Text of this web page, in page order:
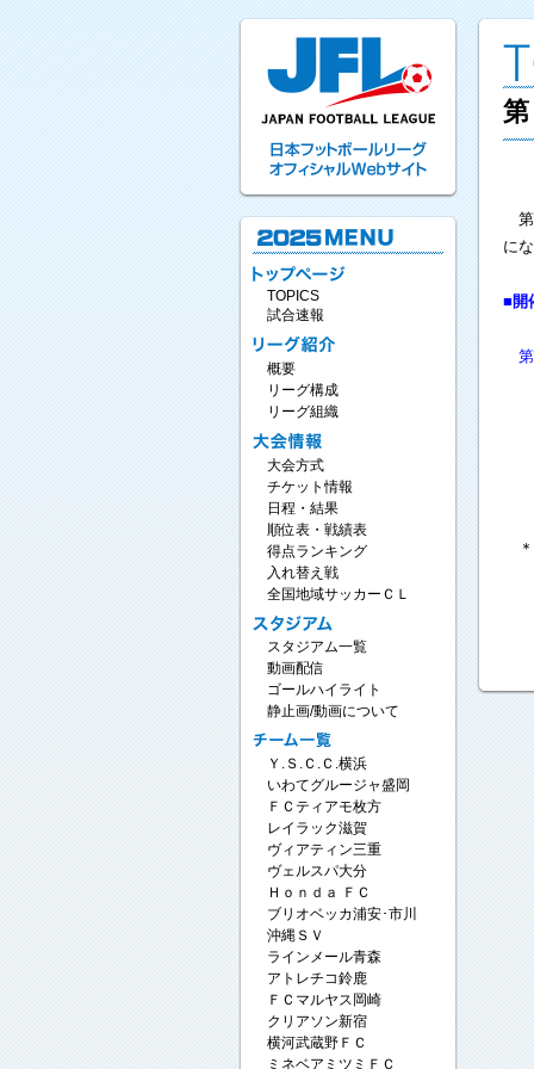
第
に
■開
＊
TOPICS
試合速報
概要
リーグ構成
リーグ組織
大会方式
チケット情報
日程・結果
順位表・戦績表
得点ランキング
入れ替え戦
全国地域サッカーＣＬ
スタジアム一覧
動画配信
ゴールハイライト
静止画/動画について
Ｙ.Ｓ.Ｃ.Ｃ.横浜
いわてグルージャ盛岡
ＦＣティアモ枚方
レイラック滋賀
ヴィアティン三重
ヴェルスパ大分
Ｈｏｎｄａ ＦＣ
ブリオベッカ浦安･市川
沖縄ＳＶ
ラインメール青森
アトレチコ鈴鹿
ＦＣマルヤス岡崎
クリアソン新宿
横河武蔵野ＦＣ
ミネベアミツミＦＣ